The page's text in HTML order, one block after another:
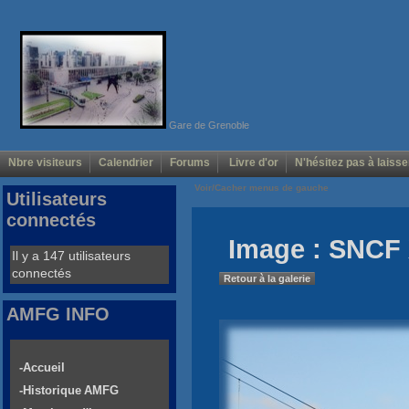
Gare de Grenoble
Nbre visiteurs Calendrier Forums Livre d'or N'hésitez pas à
Voir/Cacher menus de gauche
Image :
Retour à la galerie
Utilisateurs
connectés
Il y a 147 utilisateurs
connectés
AMFG INFO
-Accueil
-Historique AMFG